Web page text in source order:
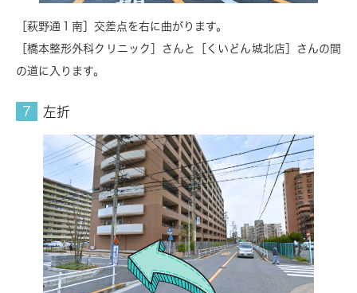
［萩野通１南］交差点を右に曲がります。
［橋本整形外科クリニック］さんと［くいどん城北店］さんの間
の道に入ります。
左折